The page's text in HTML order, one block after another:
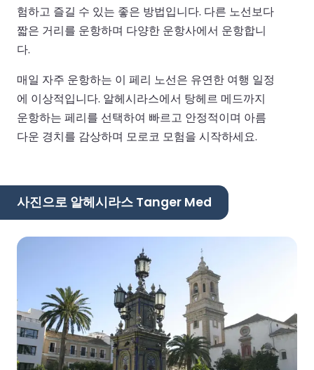
험하고 즐길 수 있는 좋은 방법입니다. 다른 노선보다
짧은 거리를 운항하며 다양한 운항사에서 운항합니
다.
매일 자주 운항하는 이 페리 노선은 유연한 여행 일정
에 이상적입니다. 알헤시라스에서 탕헤르 메드까지
운항하는 페리를 선택하여 빠르고 안정적이며 아름
다운 경치를 감상하며 모로코 모험을 시작하세요.
사진으로 알헤시라스 Tanger Med